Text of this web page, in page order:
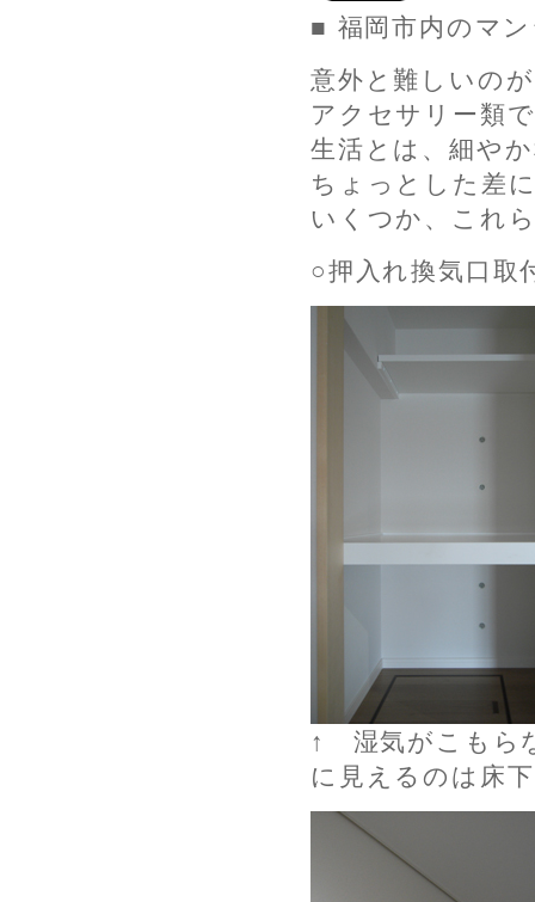
■ 福岡市内のマ
意外と難しいの
アクセサリー類
生活とは、細や
ちょっとした差
いくつか、これ
○押入れ換気口取
↑ 湿気がこもら
に見えるのは床